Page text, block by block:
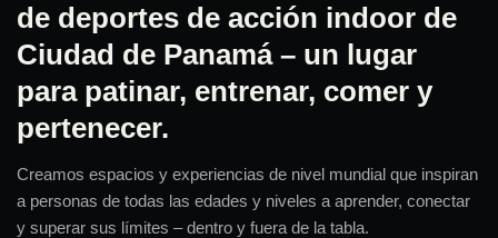
de deportes de acción indoor de
Ciudad de Panamá – un lugar
para patinar, entrenar, comer y
pertenecer.
Creamos espacios y experiencias de nivel mundial que inspiran
a personas de todas las edades y niveles a aprender, conectar
y superar sus límites – dentro y fuera de la tabla.